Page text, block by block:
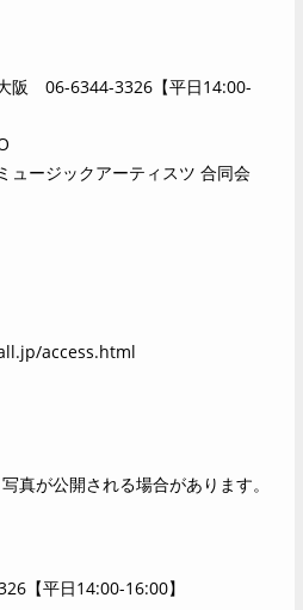
阪 06-6344-3326【平日14:00-
ージックアーティスツ 合同会
access.html
真が公開される場合があります。
【平日14:00-16:00】